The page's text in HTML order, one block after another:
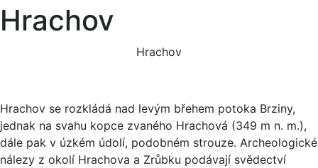
Hrachov
Hrachov
Hrachov se rozkládá nad levým břehem potoka Brziny,
jednak na svahu kopce zvaného Hrachová (349 m n. m.),
dále pak v úzkém údolí, podobném strouze. Archeologické
nálezy z okolí Hrachova a Zrůbku podávají svědectví